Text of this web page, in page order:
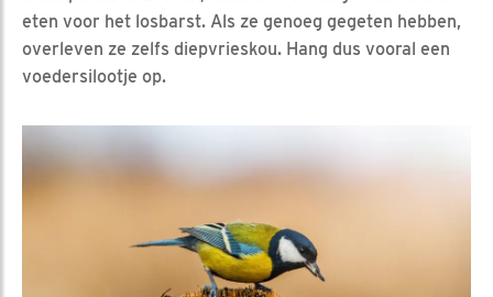
eten voor het losbarst. Als ze genoeg gegeten hebben,
overleven ze zelfs diepvrieskou. Hang dus vooral een
voedersilootje op.